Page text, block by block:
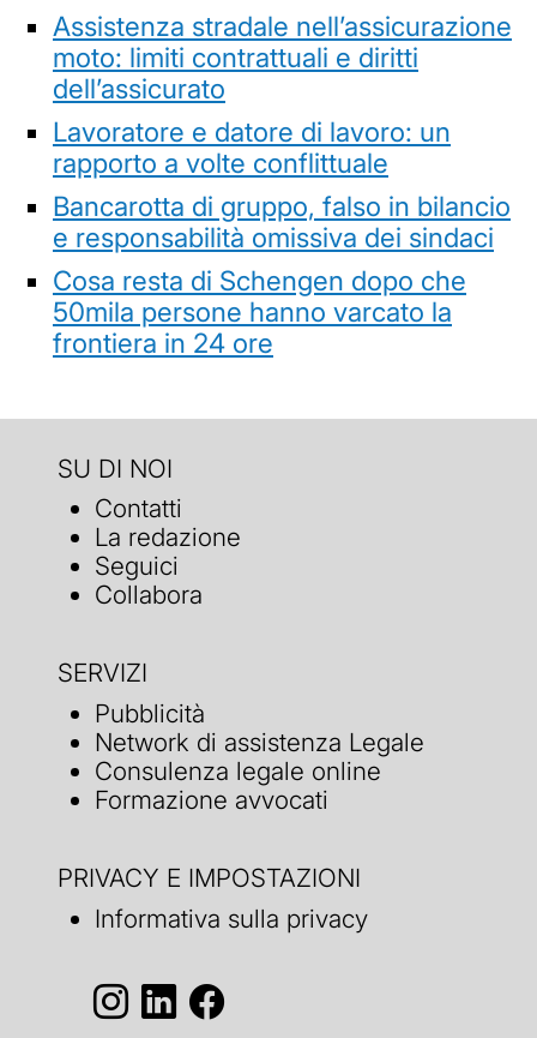
Assistenza stradale nell’assicurazione
moto: limiti contrattuali e diritti
dell’assicurato
Lavoratore e datore di lavoro: un
rapporto a volte conflittuale
Bancarotta di gruppo, falso in bilancio
e responsabilità omissiva dei sindaci
Cosa resta di Schengen dopo che
50mila persone hanno varcato la
frontiera in 24 ore
SU DI NOI
Contatti
La redazione
Seguici
Collabora
SERVIZI
Pubblicità
Network di assistenza Legale
Consulenza legale online
Formazione avvocati
PRIVACY E IMPOSTAZIONI
Informativa sulla privacy